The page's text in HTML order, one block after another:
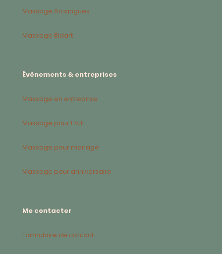
Massage Arcangues
Massage Bidart
Évènements & entreprises
Massage en entreprise
Massage pour EVJF
Massage pour mariage
Massage pour anniversaire
Me contacter
Formulaire de contact